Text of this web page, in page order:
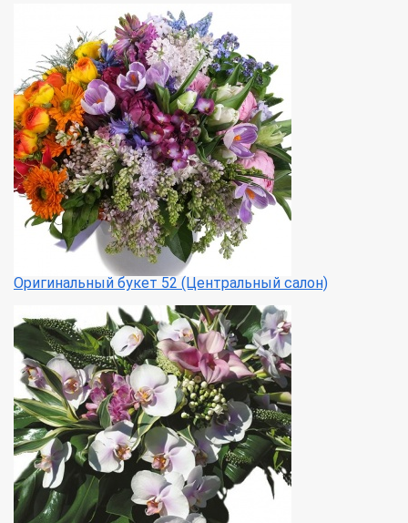
Оригинальный букет 52 (Центральный салон)